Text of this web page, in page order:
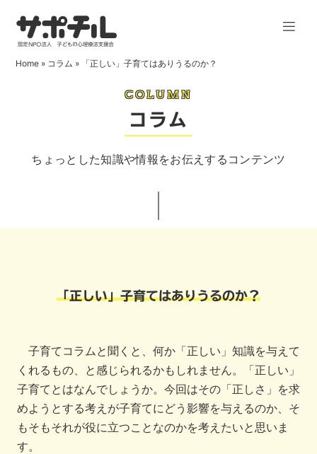
Home » コラム » 「正しい」子育てはありうるのか？
コラム
COLUMN
ちょっとした知識や情報をお伝えするコンテンツ
「正しい」子育てはありうるのか？
子育てコラムと聞くと、何か「正しい」知識を与えて
くれるもの、と感じられるかもしれません。「正しい」
子育てとはなんでしょうか。今回はその「正しさ」を求
めようとする考えが子育てにどう影響を与えるのか、そ
もそもそれが役に立つことなのかを考えたいと思いま
す。